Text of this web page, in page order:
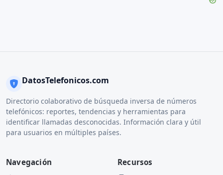
DatosTelefonicos.com
Directorio colaborativo de búsqueda inversa de números
telefónicos: reportes, tendencias y herramientas para
identificar llamadas desconocidas. Información clara y útil
para usuarios en múltiples países.
Navegación Recursos